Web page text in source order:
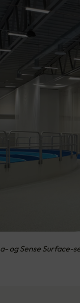
og Sense Surface-